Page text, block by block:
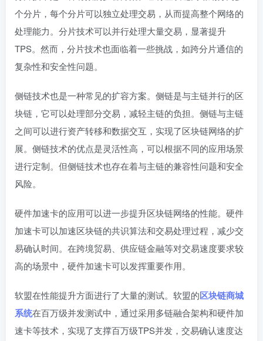
个分片，每个分片可以独立处理交易，从而提高整个网络的
处理能力。分片技术可以并行处理大量交易，显著提升
TPS。然而，分片技术也面临着一些挑战，如跨分片通信的
复杂性和安全性问题。
侧链技术也是一种常见的扩容方案。侧链是与主链并行的区
块链，它可以处理部分交易，减轻主链的负担。侧链与主链
之间可以进行资产转移和数据交互，实现了区块链网络的扩
展。侧链技术的优点是灵活性高，可以根据不同的应用场景
进行定制。但侧链技术也存在着与主链的兼容性问题和安全
风险。
硬件加速卡的应用可以进一步提升区块链网络的性能。硬件
加速卡可以加速区块链的共识算法和交易处理过程，减少交
易确认时间。在跨境贸易、供应链金融等对交易速度要求较
高的场景中，硬件加速卡可以发挥重要作用。
软盟在性能提升方面进行了大量的测试。软盟的区块链商城
系统在百万级并发测试中，通过采用多链融合架构和硬件加
速卡等技术，实现了支撑百万级TPS并发，交易确认速度达